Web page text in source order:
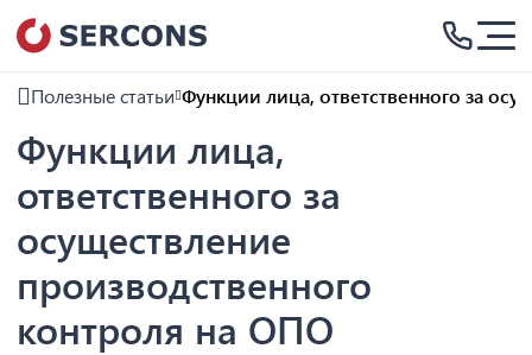
Полезные статьи Функции лица, ответственного за
Функции лица,
ответственного за
осуществление
производственного
контроля на ОПО